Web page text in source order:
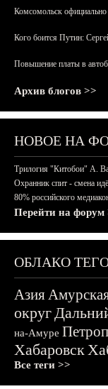
Комсомольск официально
Кого боится Путин:
Повышение платы в
Архив блогов >>
НОВОЕ НА
Трилогия "Китобои" А.
Охранник спит - смена
80% российского
Перейти на форум
ОБЛАКО
Азия
округ
на-Амуре
Хабаровск
Все теги >>